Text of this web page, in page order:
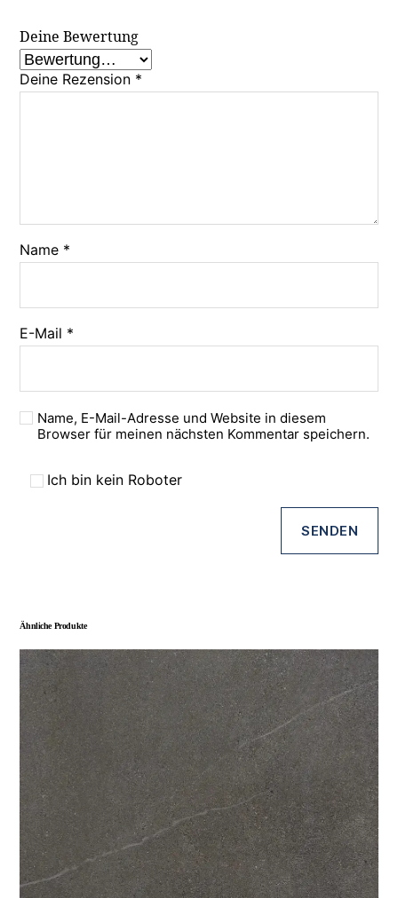
Deine Bewertung
Deine Rezension *
Name *
E-Mail *
Name, E-Mail-Adresse und Website in diesem
Browser für meinen nächsten Kommentar speichern.
Ich bin kein Roboter
Ähnliche Produkte